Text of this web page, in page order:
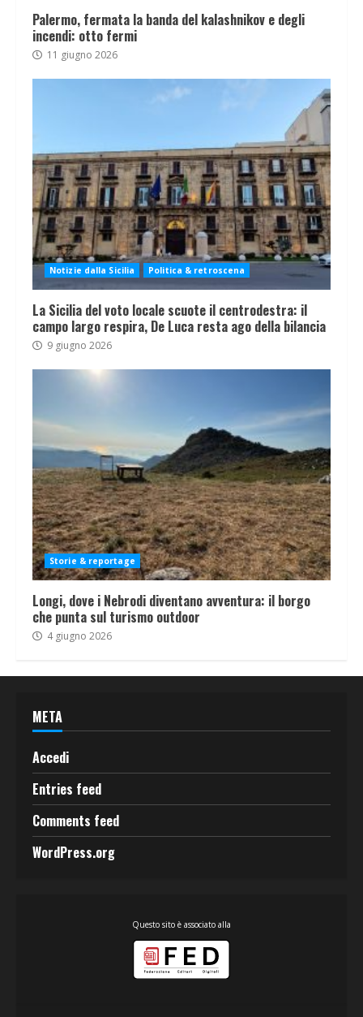
Palermo, fermata la banda del kalashnikov e degli
incendi: otto fermi
11 giugno 2026
Notizie dalla Sicilia Politica & retroscena
La Sicilia del voto locale scuote il centrodestra: il
campo largo respira, De Luca resta ago della bilancia
9 giugno 2026
Storie & reportage
Longi, dove i Nebrodi diventano avventura: il borgo
che punta sul turismo outdoor
4 giugno 2026
META
Accedi
Entries feed
Comments feed
WordPress.org
Questo sito è associato alla